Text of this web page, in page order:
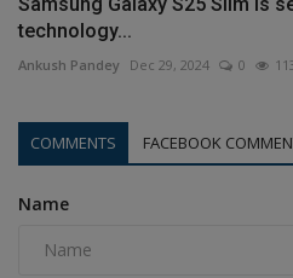
technology...
Ankush Pandey Dec 29, 2024 0
COMMENTS FACEBOOK
Name